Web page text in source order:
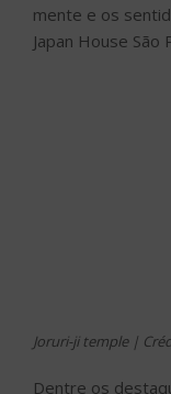
mente e os
Japan House São
Joruri-ji temple |
Dentre os